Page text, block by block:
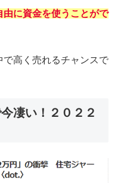
に資金を使うことがで
で高く売れるチャンスで
凄い！２０２２